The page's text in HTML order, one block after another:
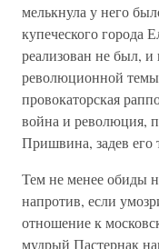
мелькнула у него
купеческого города
реализован не был, и
революционной темы
провокаторская
война и революция,
Пришвина, задев его
Тем не менее обиды
напротив, если
отношение к
мудрый Пастернак